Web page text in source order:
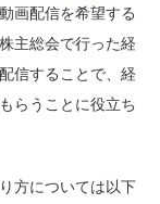
画配信を希望する
主総会で行った経
信することで、経
らうことに役立ち
方については以下